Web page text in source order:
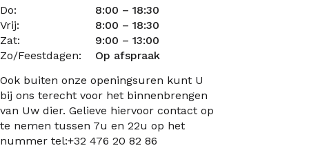
Do:
Vrij:
Zat:
Zo/Feestdagen:
8:00 – 18:30
8:00 – 18:30
9:00 – 13:00
Op afspraak
Ook buiten onze openingsuren kunt U
bij ons terecht voor het binnenbrengen
van Uw dier. Gelieve hiervoor contact op
te nemen tussen 7u en 22u op het
nummer tel:+32 476 20 82 86